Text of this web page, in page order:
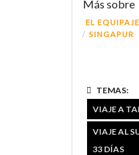
Más sobre
EL EQUIPAJE
SINGAPUR
TEMAS:
VIAJE A
VIAJE AL
33 DÍAS